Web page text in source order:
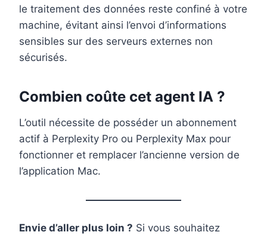
le traitement des données reste confiné à votre
machine, évitant ainsi l’envoi d’informations
sensibles sur des serveurs externes non
sécurisés.
Combien coûte cet agent IA ?
L’outil nécessite de posséder un abonnement
actif à Perplexity Pro ou Perplexity Max pour
fonctionner et remplacer l’ancienne version de
l’application Mac.
Envie d’aller plus loin ? Si vous souhaitez